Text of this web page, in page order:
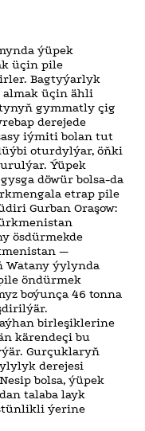
ýüpek
üçin pile
Bagtyýarlyk
almak üçin ähli
gymmatly çig
derejede
iýmiti bolan tut
oturdylýar, öňki
Ýüpek
döwür bolsa-da
etrap pile
Gurban Oraşow:
ösdürmekde
—
Watany ýylynda
öndürmek
boýunça 46 tonna
birleşiklerine
kärendeçi bu
Gurçuklaryň
derejesi
bolsa, ýüpek
talaba layk
ýerine